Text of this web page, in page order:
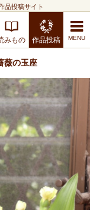
品投稿サイト
みもの 作品投稿
薇の玉座